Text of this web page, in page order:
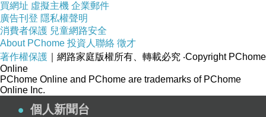
買網址 虛擬主機 企業郵件
廣告刊登 隱私權聲明
消費者保護 兒童網路安全
About PChome 投資人聯絡 徵才
著作權保護 ｜網路家庭版權所有、轉載必究 ‧Copyright PChome
Online
PChome Online and PChome are trademarks of PChome
Online Inc.
個人新聞台